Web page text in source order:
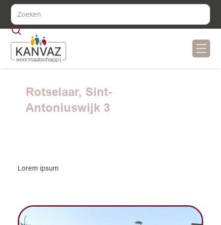
Rotselaar, Sint-
Antoniuswijk 3
Lorem ipsum